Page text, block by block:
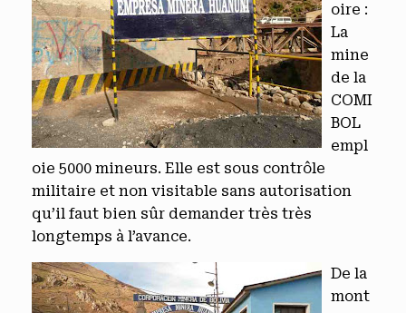
oire :
La
mine
de la
COMI
BOL
empl
oie 5000 mineurs. Elle est sous contrôle
militaire et non visitable sans autorisation
qu’il faut bien sûr demander très très
longtemps à l’avance.
De la
mont